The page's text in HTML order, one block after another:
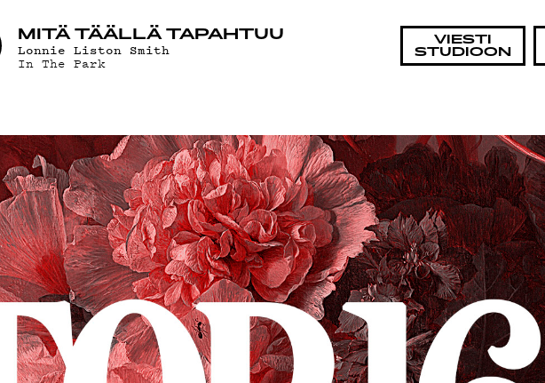
VIESTI
STUDIOON
MITÄ TÄÄLLÄ TAPAHTUU
Lonnie Liston Smith
In The Park